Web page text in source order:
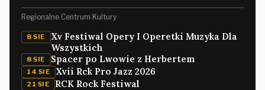
Regionalne Centrum Kultury
8 SIE
Xv Festiwal Opery I Operetki Muzyka Dla
Wszystkich
8 SIE Spacer po Lwowie z Herbertem
14 SIE Xvii Rck Pro Jazz 2026
21 SIE RCK Rock Festiwal